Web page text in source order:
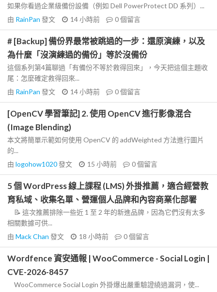
如果你看過企業級備份設備（例如 Dell PowerProtect DD 系列）...
由 RainPan 發文 14 小時前 0個留言
# [Backup] 備份界最常被跳過的一步：還原演練，以及
為什麼「沒演練過的備份」等於沒備份
這個系列第4篇聊過「有備份不等於救得回來」，今天把這個主題收
尾：怎麼確定救得回來...
由 RainPan 發文 14 小時前 0個留言
[OpenCV 學習筆記] 2. 使用 OpenCV 進行影像混合
(Image Blending)
本文將簡單示範如何使用 OpenCV 的 addWeighted 方法進行圖片
的...
由 logohow1020發文 15 小時前 0個留言
5 個 WordPress 線上課程 (LMS) 外掛推薦，適合經營教
育私域、收集名單、營運個人品牌和內容商業化部署
📝 這次推薦排除一些近 1 至 2 年的新進品牌，因為它們沒有太多
相關數據可供...
由 Mack Chan 發文 18 小時前 0個留言
Wordfence 資安通報 | WooCommerce - Social Login |
CVE-2026-8457
WooCommerce Social Login 外掛爆出嚴重驗證繞過漏洞，使...